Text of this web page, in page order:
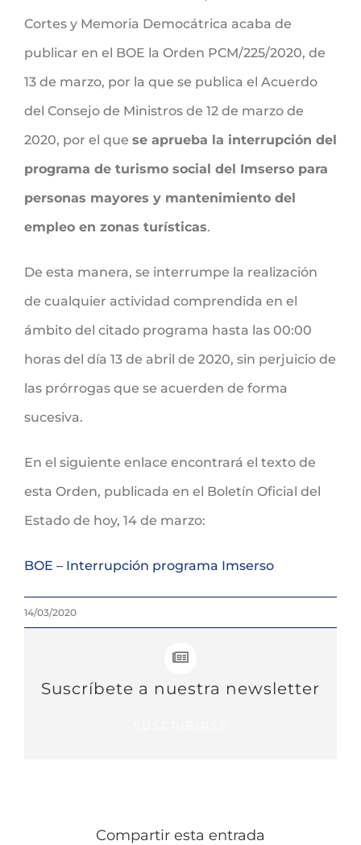
Cortes y Memoria Democátrica acaba de
publicar en el BOE la Orden PCM/225/2020, de
13 de marzo, por la que se publica el Acuerdo
del Consejo de Ministros de 12 de marzo de
2020, por el que se aprueba la interrupción del
programa de turismo social del Imserso para
personas mayores y mantenimiento del
empleo en zonas turísticas.
De esta manera, se interrumpe la realización
de cualquier actividad comprendida en el
ámbito del citado programa hasta las 00:00
horas del día 13 de abril de 2020, sin perjuicio de
las prórrogas que se acuerden de forma
sucesiva.
En el siguiente enlace encontrará el texto de
esta Orden, publicada en el Boletín Oficial del
Estado de hoy, 14 de marzo:
BOE – Interrupción programa Imserso
14/03/2020
Suscríbete a nuestra newsletter
Compartir esta entrada